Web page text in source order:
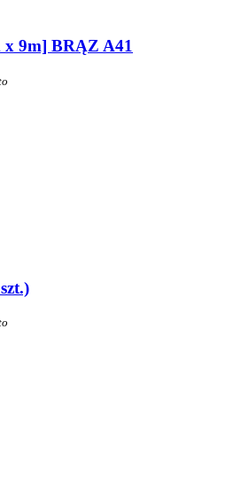
x 9m] BRĄZ A41